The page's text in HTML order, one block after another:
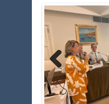
Previous